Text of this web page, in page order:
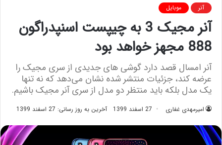
آنر موبایل
آنر مجیک 3 به چیپست اسنپدراگون
888 مجهز خواهد بود
آنر امسال قصد دارد گوشی های جدیدی از سری مجیک را
عرضه کند، جزئیات منتشر شده نشان می‌دهد که نه تنها
یک مدل بلکه باید منتظر دو مدل از سری آنر مجیک باشیم.
امیرمهدی غفاری 27 اسفند 1399 آخرین به روز رسانی: 27 اسفند 1399